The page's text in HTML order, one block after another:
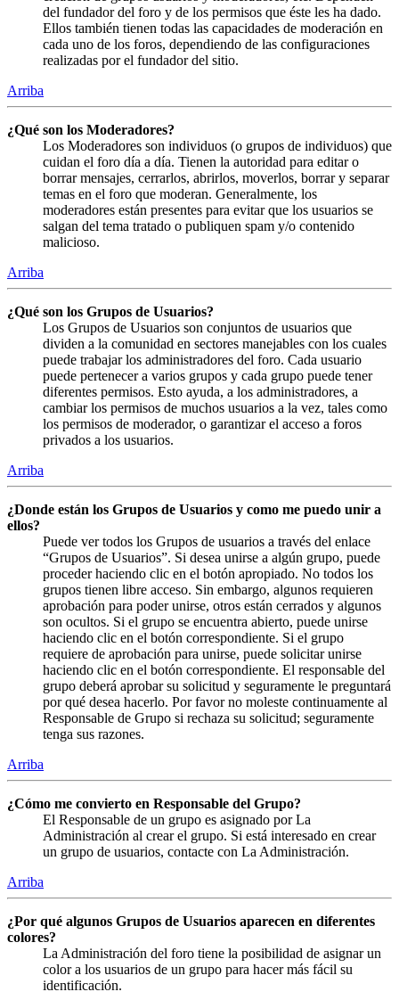
del fundador del foro y de los permisos que éste les ha dado.
Ellos también tienen todas las capacidades de moderación en
cada uno de los foros, dependiendo de las configuraciones
realizadas por el fundador del sitio.
Arriba
¿Qué son los Moderadores?
Los Moderadores son individuos (o grupos de individuos) que
cuidan el foro día a día. Tienen la autoridad para editar o
borrar mensajes, cerrarlos, abrirlos, moverlos, borrar y separar
temas en el foro que moderan. Generalmente, los
moderadores están presentes para evitar que los usuarios se
salgan del tema tratado o publiquen spam y/o contenido
malicioso.
Arriba
¿Qué son los Grupos de Usuarios?
Los Grupos de Usuarios son conjuntos de usuarios que
dividen a la comunidad en sectores manejables con los cuales
puede trabajar los administradores del foro. Cada usuario
puede pertenecer a varios grupos y cada grupo puede tener
diferentes permisos. Esto ayuda, a los administradores, a
cambiar los permisos de muchos usuarios a la vez, tales como
los permisos de moderador, o garantizar el acceso a foros
privados a los usuarios.
Arriba
¿Donde están los Grupos de Usuarios y como me puedo unir a
ellos?
Puede ver todos los Grupos de usuarios a través del enlace
“Grupos de Usuarios”. Si desea unirse a algún grupo, puede
proceder haciendo clic en el botón apropiado. No todos los
grupos tienen libre acceso. Sin embargo, algunos requieren
aprobación para poder unirse, otros están cerrados y algunos
son ocultos. Si el grupo se encuentra abierto, puede unirse
haciendo clic en el botón correspondiente. Si el grupo
requiere de aprobación para unirse, puede solicitar unirse
haciendo clic en el botón correspondiente. El responsable del
grupo deberá aprobar su solicitud y seguramente le preguntará
por qué desea hacerlo. Por favor no moleste continuamente al
Responsable de Grupo si rechaza su solicitud; seguramente
tenga sus razones.
Arriba
¿Cómo me convierto en Responsable del Grupo?
El Responsable de un grupo es asignado por La
Administración al crear el grupo. Si está interesado en crear
un grupo de usuarios, contacte con La Administración.
Arriba
¿Por qué algunos Grupos de Usuarios aparecen en diferentes
colores?
La Administración del foro tiene la posibilidad de asignar un
color a los usuarios de un grupo para hacer más fácil su
identificación.